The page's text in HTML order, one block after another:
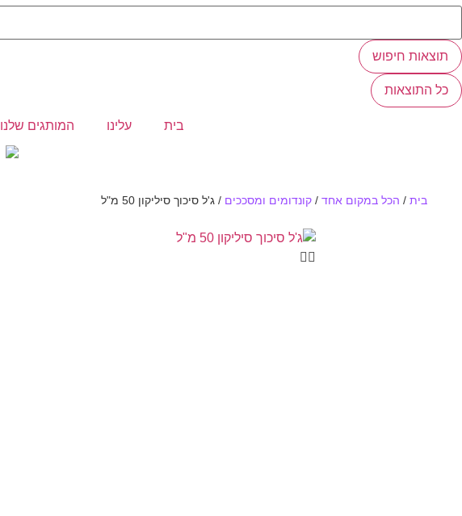
תוצאות חיפוש
כל התוצאות
בית עלינו המותגים שלנו
בית / הכל במקום אחד / קונדומים ומסככים / ג'ל סיכוך סיליקון 50 מ"ל